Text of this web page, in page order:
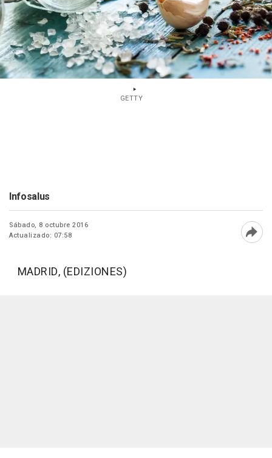
GETTY
Infosalus
Sábado, 8 octubre 2016
Actualizado: 07:58
MADRID, (EDIZIONES)